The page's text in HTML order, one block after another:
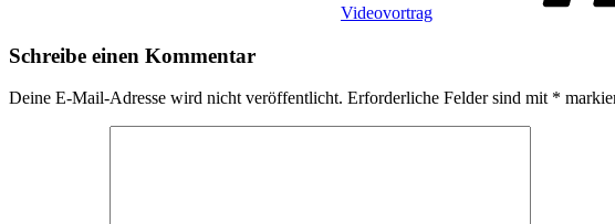
Videovortrag
Schreibe einen Kommentar
Deine E-Mail-Adresse wird nicht veröffentlicht. Erforderliche Felder sind mit *